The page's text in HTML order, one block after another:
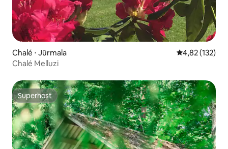
Chalé ⋅ Jūrmala 4,82 de uma
4,82 (132)
Chalé Melluzi
Superhost
Superhost